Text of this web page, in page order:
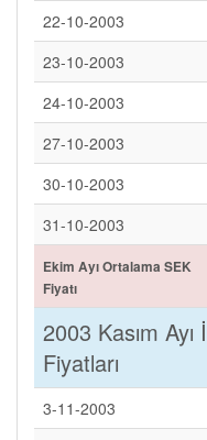
22-10-2003
23-10-2003
24-10-2003
27-10-2003
30-10-2003
31-10-2003
Ekim Ayı Ortalama SEK
Fiyatı
2003 Kasım
Fiyatları
3-11-2003